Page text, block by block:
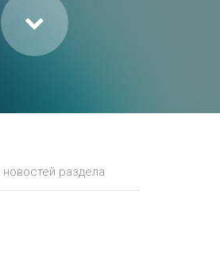
новостей раздела